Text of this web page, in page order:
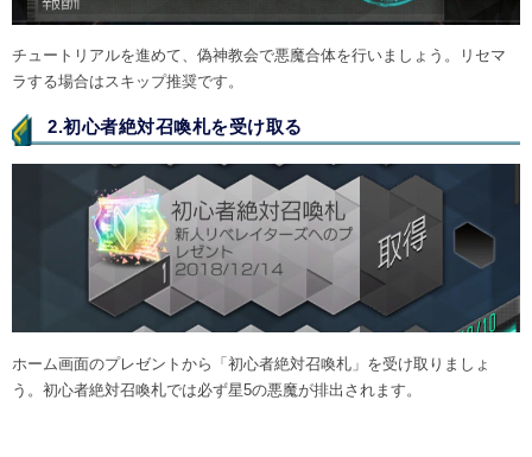
チュートリアルを進めて、偽神教会で悪魔合体を行いましょう。リセマ
ラする場合はスキップ推奨です。
2.初心者絶対召喚札を受け取る
ホーム画面のプレゼントから「初心者絶対召喚札」を受け取りましょ
う。初心者絶対召喚札では必ず星5の悪魔が排出されます。